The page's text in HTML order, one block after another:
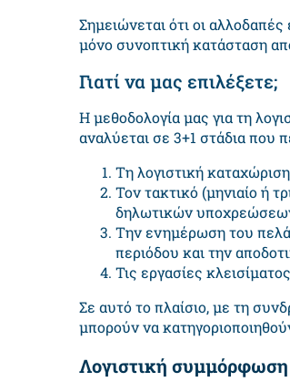
Σημειώνεται ότι οι αλλοδαπές
μόνο συνοπτική κατάσταση
Γιατί να μας επιλέξετε;
Η μεθοδολογία μας για τη
αναλύεται σε 3+1 στάδια που
Τη λογιστική
Τον τακτικό (μηνιαίο ή
δηλωτικών
Την ενημέρωση του
περιόδου και την
Τις εργασίες
Σε αυτό το πλαίσιο, με τη
μπορούν να
Λογιστική